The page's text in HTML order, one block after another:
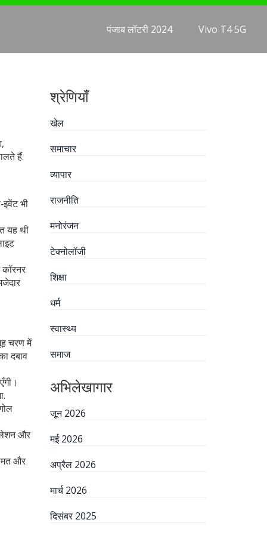
पंजाब लॉटरी 2024 Vivo T4 5G
हैं.
भी
यह थी
चरण में
दबाव
और
और
श्रेणियाँ
खेल
समाचार
व्यापार
राजनीति
मनोरंजन
टेक्नोलॉजी
शिक्षा
धर्म
स्वास्थ्य
समाज
अभिलेखागार
जून 2026
मई 2026
अप्रैल 2026
मार्च 2026
दिसंबर 2025